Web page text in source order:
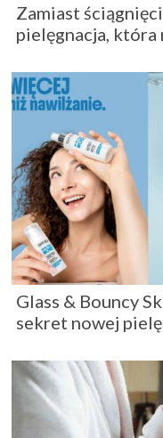
Zamiast
pielęgnacja, która
Glass & Bouncy
sekret nowej